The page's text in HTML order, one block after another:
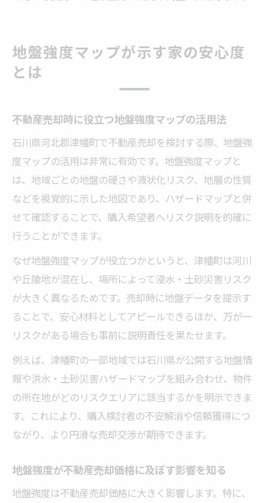
地盤強度マップが示す家の安心度
とは
不動産売却時に役立つ地盤強度マップの活用法
石川県河北郡津幡町で不動産売却を検討する際、地盤強
度マップの活用は非常に有効です。地盤強度マップと
は、地域ごとの地盤の硬さや液状化リスク、地層の性質
などを視覚的に示した地図であり、ハザードマップと併
せて確認することで、購入希望者へリスク説明を的確に
行うことができます。
なぜ地盤強度マップが役立つかというと、津幡町は河川
や丘陵地が混在し、場所によって浸水・土砂災害リスク
が大きく異なるためです。売却時に地盤データを提示す
ることで、安心材料としてアピールできるほか、万が一
リスクがある場合も事前に説明責任を果たせます。
例えば、津幡町の一部地域では石川県が公開する地盤情
報や洪水・土砂災害ハザードマップを組み合わせ、物件
の所在地がどのリスクエリアに該当するかを明示できま
す。これにより、購入検討者の不安解消や信頼獲得につ
ながり、より円滑な売却交渉が期待できます。
地盤強度が不動産売却価格に及ぼす影響を知る
地盤強度は不動産売却価格に大きく影響します。特に、